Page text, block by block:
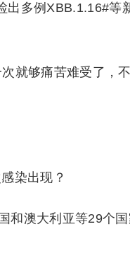
出多例XBB.1.16#等
就够痛苦难受了，
染出现？
和澳大利亚等29个